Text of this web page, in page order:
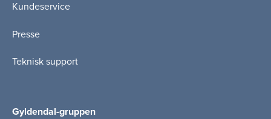
Kundeservice
Presse
Teknisk support
Gyldendal-gruppen